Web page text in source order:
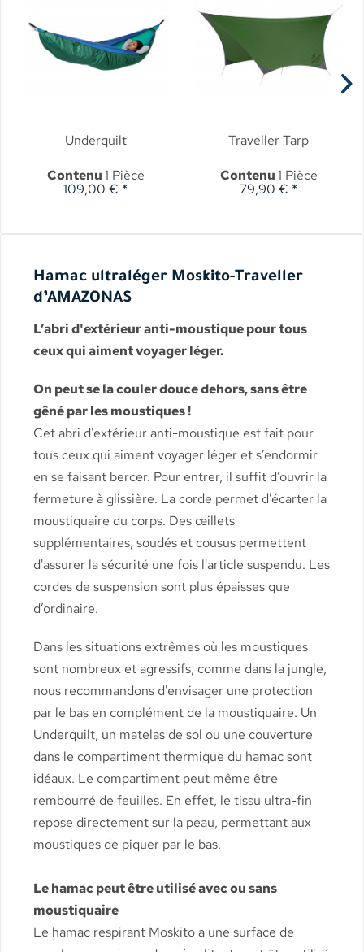
Underquilt
Contenu1 Pièce
109,00 € *
Traveller Tarp
Contenu1 Pièce
79,90 € *
Hamac ultraléger Moskito-Traveller
d’AMAZONAS
L’abri d'extérieur anti-moustique pour tous
ceux qui aiment voyager léger.
On peut se la couler douce dehors, sans être
gêné par les moustiques !
Cet abri d'extérieur anti-moustique est fait pour
tous ceux qui aiment voyager léger et s’endormir
en se faisant bercer. Pour entrer, il suffit d’ouvrir la
fermeture à glissière. La corde permet d’écarter la
moustiquaire du corps. Des œillets
supplémentaires, soudés et cousus permettent
d'assurer la sécurité une fois l'article suspendu. Les
cordes de suspension sont plus épaisses que
d’ordinaire.
Dans les situations extrêmes où les moustiques
sont nombreux et agressifs, comme dans la jungle,
nous recommandons d'envisager une protection
par le bas en complément de la moustiquaire. Un
Underquilt, un matelas de sol ou une couverture
dans le compartiment thermique du hamac sont
idéaux. Le compartiment peut même être
rembourré de feuilles. En effet, le tissu ultra-fin
repose directement sur la peau, permettant aux
moustiques de piquer par le bas.
Le hamac peut être utilisé avec ou sans
moustiquaire
Le hamac respirant Moskito a une surface de